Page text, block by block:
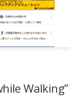
Walking”